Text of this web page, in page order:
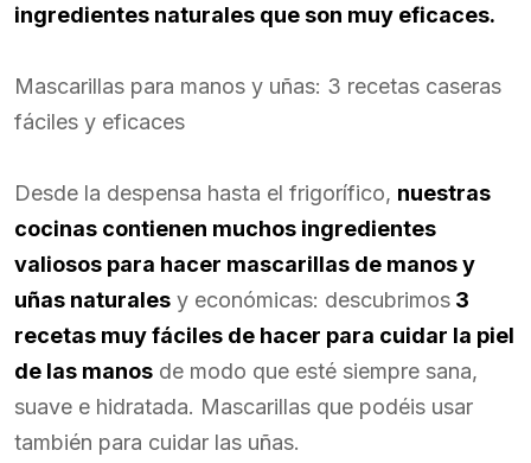
ingredientes naturales que son muy eficaces.
Mascarillas para manos y uñas: 3 recetas caseras
fáciles y eficaces
Desde la despensa hasta el frigorífico, nuestras
cocinas contienen muchos ingredientes
valiosos para hacer mascarillas de manos y
uñas naturales y económicas: descubrimos 3
recetas muy fáciles de hacer para cuidar la piel
de las manos de modo que esté siempre sana,
suave e hidratada. Mascarillas que podéis usar
también para cuidar las uñas.